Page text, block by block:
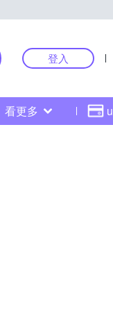
登入
看更多